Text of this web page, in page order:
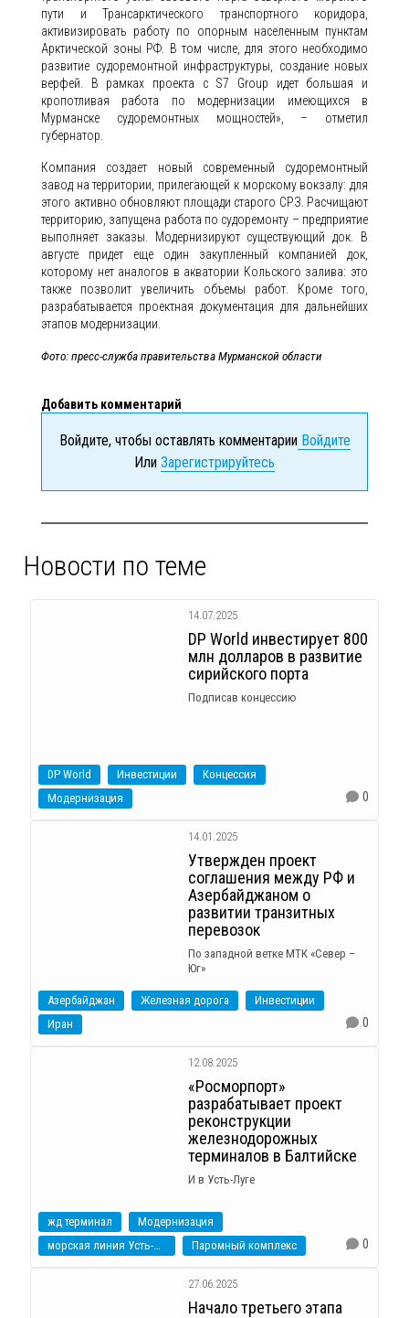
пути и Трансарктического транспортного коридора,
активизировать работу по опорным населенным пунктам
Арктической зоны РФ. В том числе, для этого необходимо
развитие судоремонтной инфраструктуры, создание новых
верфей. В рамках проекта с S7 Group идет большая и
кропотливая работа по модернизации имеющихся в
Мурманске судоремонтных мощностей», – отметил
губернатор.
Компания создает новый современный судоремонтный
завод на территории, прилегающей к морскому вокзалу: для
этого активно обновляют площади старого СРЗ. Расчищают
территорию, запущена работа по судоремонту – предприятие
выполняет заказы. Модернизируют существующий док. В
августе придет еще один закупленный компанией док,
которому нет аналогов в акватории Кольского залива: это
также позволит увеличить объемы работ. Кроме того,
разрабатывается проектная документация для дальнейших
этапов модернизации.
Фото: пресс-служба правительства Мурманской области
Добавить комментарий
Войдите, чтобы оставлять комментарииВойдите
Или Зарегистрируйтесь
Новости по теме
14.07.2025
DP World инвестирует 800
млн долларов в развитие
сирийского порта
Подписав концессию
DP World Инвестиции
Концессия
Модернизация
0
14.01.2025
Утвержден проект
соглашения между РФ и
Азербайджаном о
развитии транзитных
перевозок
По западной ветке МТК «Север –
Юг»
Азербайджан Железная дорога
Инвестиции
Иран
0
12.08.2025
«Росморпорт»
разрабатывает проект
реконструкции
железнодорожных
терминалов в Балтийске
И в Усть-Луге
жд терминал
Модернизация
морская линия Усть-Луга - Калининград
Паромный комплекс 0
27.06.2025
Начало третьего этапа